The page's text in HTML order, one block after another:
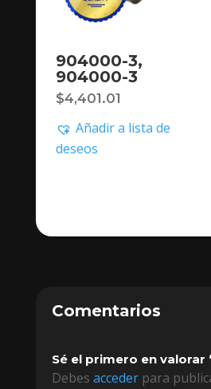
904000-3,
904000-3
$4,401.01
Añadir a lista de
deseos
Comentarios
Sé el primero en valorar
Debes accederpara